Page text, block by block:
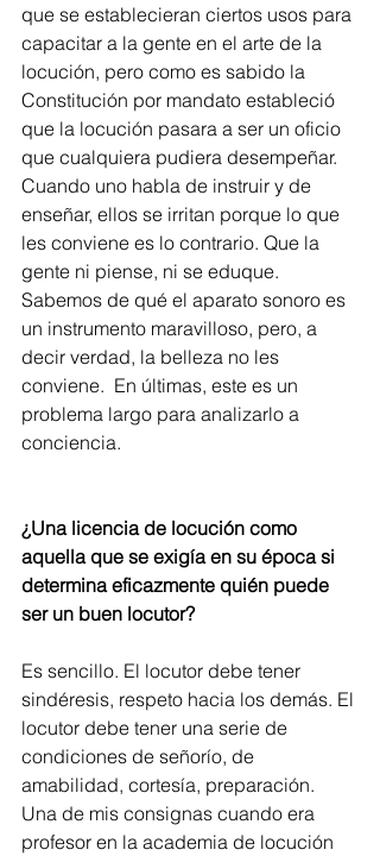
que se establecieran ciertos usos para
capacitar a la gente en el arte de la
locución, pero como es sabido la
Constitución por mandato estableció
que la locución pasara a ser un oficio
que cualquiera pudiera desempeñar.
Cuando uno habla de instruir y de
enseñar, ellos se irritan porque lo que
les conviene es lo contrario. Que la
gente ni piense, ni se eduque.
Sabemos de qué el aparato sonoro es
un instrumento maravilloso, pero, a
decir verdad, la belleza no les
conviene.  En últimas, este es un
problema largo para analizarlo a
conciencia.
¿Una licencia de locución como
aquella que se exigía en su época si
determina eficazmente quién puede
ser un buen locutor?
Es sencillo. El locutor debe tener
sindéresis, respeto hacia los demás. El
locutor debe tener una serie de
condiciones de señorío, de
amabilidad, cortesía, preparación.
Una de mis consignas cuando era
profesor en la academia de locución